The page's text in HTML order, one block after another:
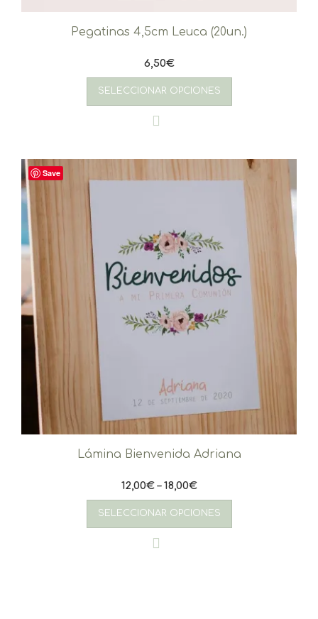
Pegatinas 4,5cm Leuca (20un.)
6,50€
SELECCIONAR OPCIONES
Save
Lámina Bienvenida Adriana
12,00€–18,00€
SELECCIONAR OPCIONES
Este